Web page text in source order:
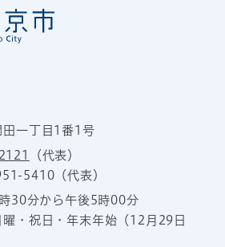
田一丁目1番1号
（代表）
5410（代表）
30分から午後5時00分
曜・祝日・年末年始（12月29日